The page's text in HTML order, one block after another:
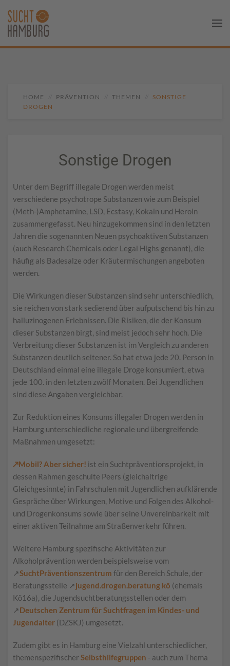
HOME PRÄVENTION THEMEN
SONSTIGE
DROGEN
Sonstige Drogen
Unter dem Begriff illegale Drogen werden meist
verschiedene psychotrope Substanzen wie zum Beispiel
(Meth-)Amphetamine, LSD, Ecstasy, Kokain und Heroin
zusammengefasst. Neu hinzugekommen sind in den letzten
Jahren die sogenannten Neuen psychoaktiven Substanzen
(auch Research Chemicals oder Legal Highs genannt), die
häufig als Badesalze oder Kräutermischungen angeboten
werden.
Die Wirkungen dieser Substanzen sind sehr unterschiedlich,
sie reichen von stark sedierend über aufputschend bis hin zu
halluzinogenen Erlebnissen. Die Risiken, die der Konsum
dieser Substanzen birgt, sind meist jedoch sehr hoch. Die
Verbreitung dieser Substanzen ist im Vergleich zu anderen
Substanzen deutlich seltener. So hat etwa jede 20. Person in
Deutschland einmal eine illegale Droge konsumiert, etwa
jede 100. in den letzten zwölf Monaten. Bei Jugendlichen
sind diese Angaben vergleichbar.
Zur Reduktion eines Konsums illegaler Drogen werden in
Hamburg unterschiedliche regionale und übergreifende
Maßnahmen umgesetzt:
↗Mobil? Aber sicher! ist ein Suchtpräventionsprojekt, in
dessen Rahmen geschulte Peers (gleichaltrige
Gleichgesinnte) in Fahrschulen mit Jugendlichen aufklärende
Gespräche über Wirkungen, Motive und Folgen des Alkohol-
und Drogenkonsums sowie über seine Unvereinbarkeit mit
einer aktiven Teilnahme am Straßenverkehr führen.
Weitere Hamburg spezifische Aktivitäten zur
Alkoholprävention werden beispielsweise vom
↗SuchtPräventionszentrum für den Bereich Schule, der
Beratungsstelle ↗jugend.drogen.beratung kö (ehemals
Kö16a), die Jugendsuchtberatungsstellen oder dem
↗Deutschen Zentrum für Suchtfragen im Kindes- und
Jugendalter (DZSKJ) umgesetzt.
Zudem gibt es in Hamburg eine Vielzahl unterschiedlicher,
themenspezifischerSelbsthilfegruppen - auch zum Thema